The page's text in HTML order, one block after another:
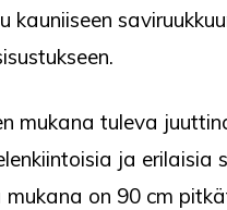
kauniiseen
mukana tuleva
ja erilaisia
mukana on 90 cm